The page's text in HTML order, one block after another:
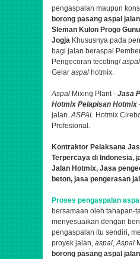
pengaspalan maupun
borong pasang aspal
Sleman Kulon Progo
Jogja Khususnya pada
bagi jalan beraspal.
Pengecoran tecoting/aspal
Gelar aspal hotmix.
Aspal Mixing Plant - Jasa
Hotmix Pelapisan Hotmix
jalan. ASPAL Hotmix
Profesional.
Kontraktor Pelaksana
Terpercaya di Indonesia,
Jalan Hotmix, Jasa
beton, jasa pengerasan
Proses pengaspalan
bersamaan oleh tahapan-
menyesuaikan dengan
pengaspalan itu sendiri,
proyek jalan, aspal Aspal
borong pasang aspal